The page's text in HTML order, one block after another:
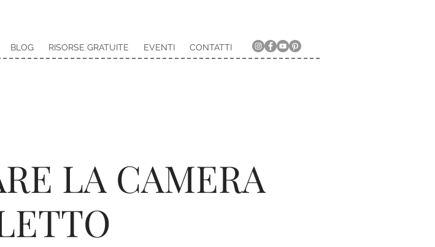
BLOG RISORSE GRATUITE EVENTI CONTATTI
LA CAMERA